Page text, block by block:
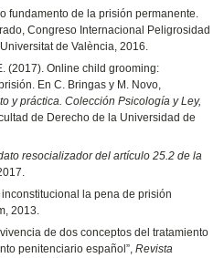
fundamento de la prisión permanente.
Congreso Internacional Peligrosidad
de València, 2016.
(2017). Online child grooming:
En C. Bringas y M. Novo,
y práctica. Colección Psicología y Ley,
de Derecho de la Universidad de
resocializador del artículo 25.2 de la
la pena de prisión
2013.
de dos conceptos del tratamiento
penitenciario español”,Revista